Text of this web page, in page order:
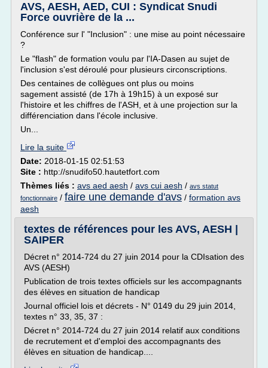
AVS, AESH, AED, CUI : Syndicat Snudi
Force ouvrière de la ...
Conférence sur l' "Inclusion" : une mise au point nécessaire
?
Le "flash" de formation voulu par l'IA-Dasen au sujet de
l'inclusion s'est déroulé pour plusieurs circonscriptions.
Des centaines de collègues ont plus ou moins
sagement assisté (de 17h à 19h15) à un exposé sur
l'histoire et les chiffres de l'ASH, et à une projection sur la
différenciation dans l'école inclusive.
Un...
Lire la suite
Date: 2018-01-15 02:51:53
Site : http://snudifo50.hautetfort.com
Thèmes liés : avs aed aesh / avs cui aesh / avs statut
fonctionnaire / faire une demande d'avs / formation avs
aesh
textes de références pour les AVS, AESH |
SAIPER
Décret n° 2014-724 du 27 juin 2014 pour la CDIsation des
AVS (AESH)
Publication de trois textes officiels sur les accompagnants
des élèves en situation de handicap
Journal officiel lois et décrets - N° 0149 du 29 juin 2014,
textes n° 33, 35, 37 :
Décret n° 2014-724 du 27 juin 2014 relatif aux conditions
de recrutement et d'emploi des accompagnants des
élèves en situation de handicap....